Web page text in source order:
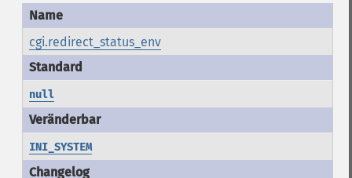
cgi.redirect_status_env
null
INI_SYSTEM